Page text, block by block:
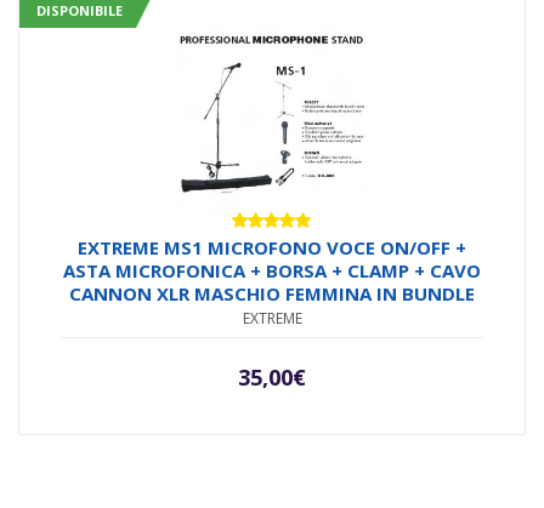
DISPONIBILE
Valutato
5.00su 5
EXTREME MS1 MICROFONO VOCE ON/OFF +
ASTA MICROFONICA + BORSA + CLAMP + CAVO
CANNON XLR MASCHIO FEMMINA IN BUNDLE
EXTREME
35,00€